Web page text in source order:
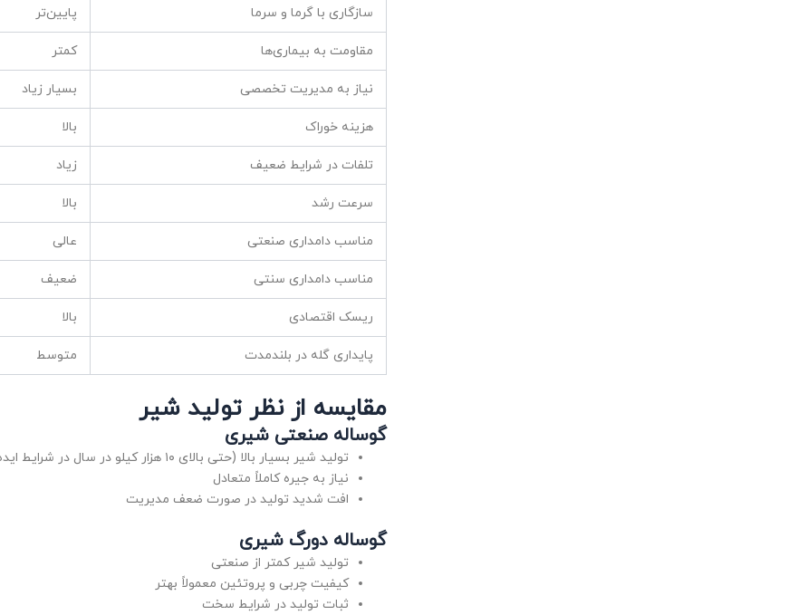
سازگاری با گرما و سرما پایین‌تر
مقاومت به بیماری‌ها کمتر
نیاز به مدیریت تخصصی بسیار زیاد
هزینه خوراک بالا
تلفات در شرایط ضعیف زیاد
سرعت رشد بالا
مناسب دامداری صنعتی عالی
مناسب دامداری سنتی ضعیف
ریسک اقتصادی بالا
پایداری گله در بلندمدت متوسط
مقایسه از نظر تولید شیر
گوساله صنعتی شیری
تولید شیر بسیار بالا (حتی بالای ۱۰ هزار کیلو در سال در شرایط ایده‌آل)
نیاز به جیره کاملاً متعادل
افت شدید تولید در صورت ضعف مدیریت
گوساله دورگ شیری
تولید شیر کمتر از صنعتی
کیفیت چربی و پروتئین معمولاً بهتر
ثبات تولید در شرایط سخت